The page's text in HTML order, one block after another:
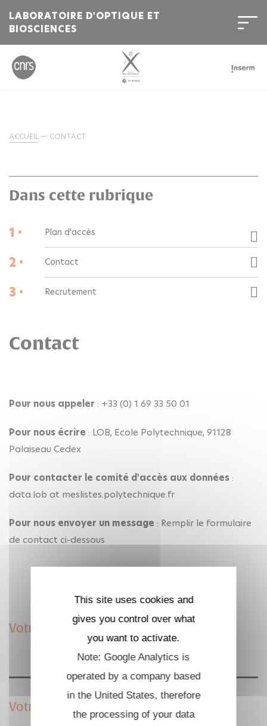
LABORATOIRE D'OPTIQUE ET
BIOSCIENCES
ACCUEIL CONTACT
Dans cette rubrique
1 • Plan d'accès
2 • Contact
3 • Recrutement
Contact
Pour nous appeler : +33 (0) 1 69 33 50 01
Pour nous écrire : LOB, Ecole Polytechnique, 91128
Palaiseau Cedex
Pour contacter le comité d'accès aux données :
data.lob at meslistes.polytechnique.fr
Pour nous envoyer un message : Remplir le formulaire
de contact ci-dessous
Votre nom
Votre email
This site uses cookies and
gives you control over what
you want to activate.
Note: Google Analytics is
operated by a company based
in the United States, therefore
the processing of your data